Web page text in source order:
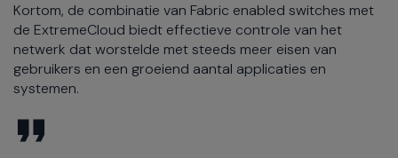
Kortom, de combinatie van Fabric enabled switches met
de ExtremeCloud biedt effectieve controle van het
netwerk dat worstelde met steeds meer eisen van
gebruikers en een groeiend aantal applicaties en
systemen.